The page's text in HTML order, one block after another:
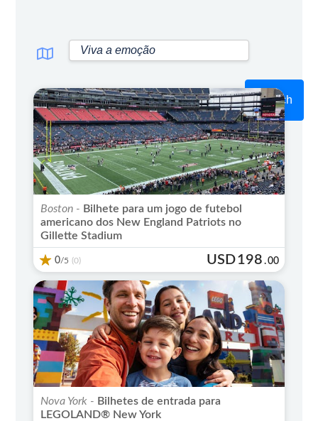
Search
Boston - Bilhete para um jogo de futebol
americano dos New England Patriots no
Gillette Stadium
0/5 (0) USD198 .00
Nova York - Bilhetes de entrada para
LEGOLAND® New York